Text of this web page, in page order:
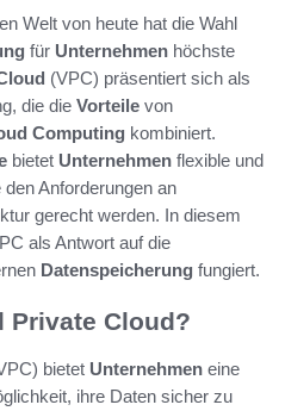
Welt von heute hat die Wahl
für Unternehmen höchste
(VPC) präsentiert sich als
die die Vorteile von
Computing kombiniert.
bietet Unternehmen flexible und
Anforderungen an
gerecht werden. In diesem
als Antwort auf die
Datenspeicherung fungiert.
Private Cloud?
bietet Unternehmen eine
ihre Daten sicher zu